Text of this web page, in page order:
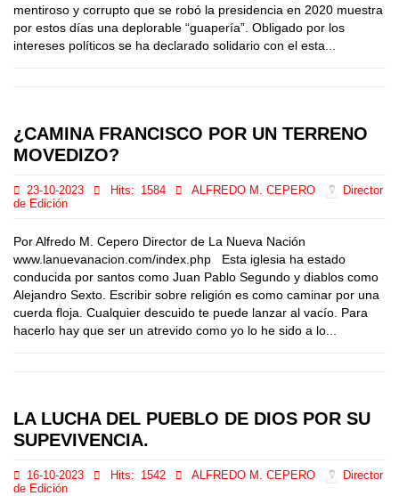
mentiroso y corrupto que se robó la presidencia en 2020 muestra
por estos días una deplorable “guapería”. Obligado por los
intereses políticos se ha declarado solidario con el esta...
¿CAMINA FRANCISCO POR UN TERRENO
MOVEDIZO?
23-10-2023 Hits: 1584 ALFREDO M. CEPERO
Director
de Edición
Por Alfredo M. Cepero Director de La Nueva Nación
www.lanuevanacion.com/index.php Esta iglesia ha estado
conducida por santos como Juan Pablo Segundo y diablos como
Alejandro Sexto. Escribir sobre religión es como caminar por una
cuerda floja. Cualquier descuido te puede lanzar al vacío. Para
hacerlo hay que ser un atrevido como yo lo he sido a lo...
LA LUCHA DEL PUEBLO DE DIOS POR SU
SUPEVIVENCIA.
16-10-2023 Hits: 1542 ALFREDO M. CEPERO
Director
de Edición